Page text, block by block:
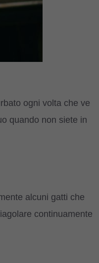
ogni volta che ve
quando non siete in
alcuni gatti che
continuamente